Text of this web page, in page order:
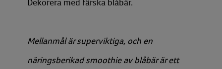
Dekorera med färska blåbär.
Mellanmål är superviktiga, och en
näringsberikad smoothie av blåbär är ett